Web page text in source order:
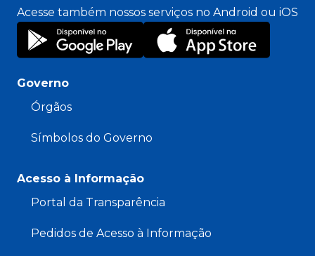
Acesse também nossos serviços no Android ou iOS
Governo
Órgãos
Símbolos do Governo
Acesso à Informação
Portal da Transparência
Pedidos de Acesso à Informação